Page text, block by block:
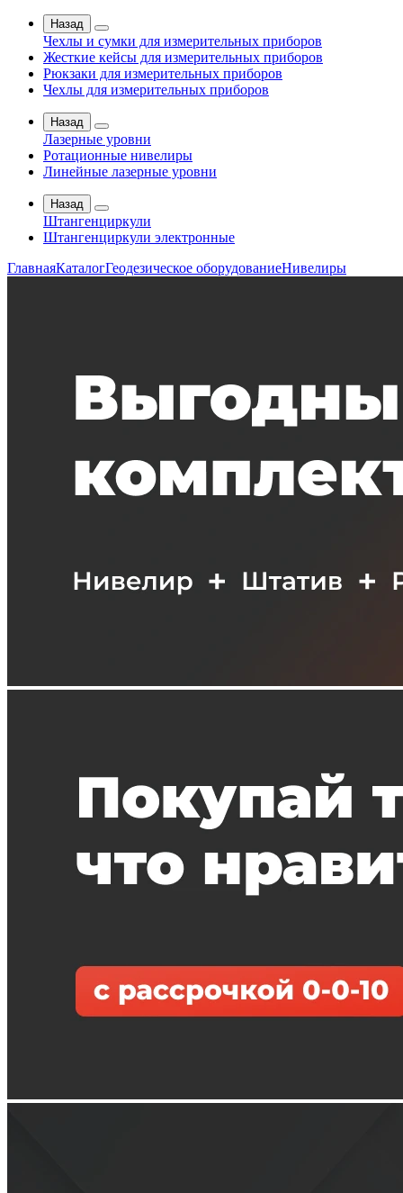
Назад
Чехлы и сумки для измерительных приборов
Жесткие кейсы для измерительных приборов
Рюкзаки для измерительных приборов
Чехлы для измерительных приборов
Назад
Лазерные уровни
Ротационные нивелиры
Линейные лазерные уровни
Назад
Штангенциркули
Штангенциркули электронные
ГлавнаяКаталогГеодезическое оборудованиеНивелиры